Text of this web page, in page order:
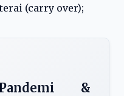
(carry over);
&